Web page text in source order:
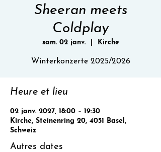
Sheeran meets
Coldplay
sam. 02 janv.
  |
Kirche
Winterkonzerte 2025/2026
Heure et lieu
02 janv. 2027, 18:00 – 19:30
Kirche, Steinenring 20, 4051 Basel,
Schweiz
Autres dates